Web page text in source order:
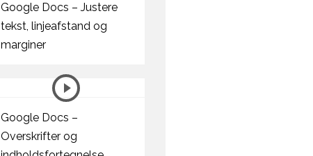
Google Docs – Justere
tekst, linjeafstand og
marginer
Google Docs –
Overskrifter og